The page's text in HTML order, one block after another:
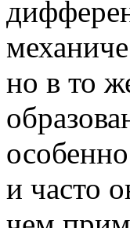
но в то
и часто